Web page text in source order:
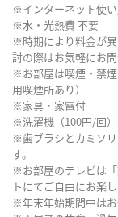
※インターネット使い
※水・光熱費 不要
※時期により料金が
討の際はお気軽にお
※お部屋は喫煙・禁
用喫煙所あり）
※家具・家電付
※洗濯機（100円/回
※歯ブラシとカミソ
す。
※お部屋のテレビは
トにてご自由にお楽
※年末年始期間中はお